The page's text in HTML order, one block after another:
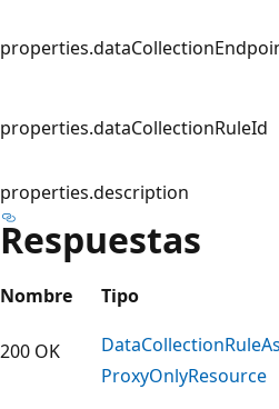
properties.dataCollectionRuleId
properties.description
Respuestas
Nombre Tipo
200 OK DataCollectionRule
ProxyOnlyResource